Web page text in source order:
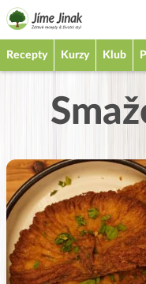
Recepty Kurzy Klub